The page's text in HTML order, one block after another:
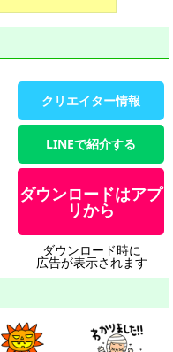
クリエイター情報
LINEで紹介する
ダウンロードはアプ
リから
ダウンロード時に
広告が表示されます